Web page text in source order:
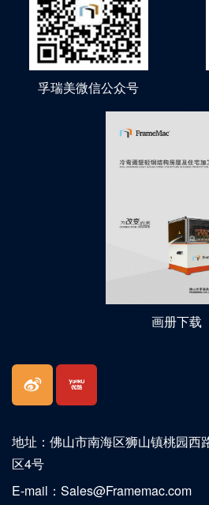
孚瑞美微信公众号
画册下载
地址：佛山市南海区狮山镇桃园西
区4号
E-mail：Sales@Framemac.com